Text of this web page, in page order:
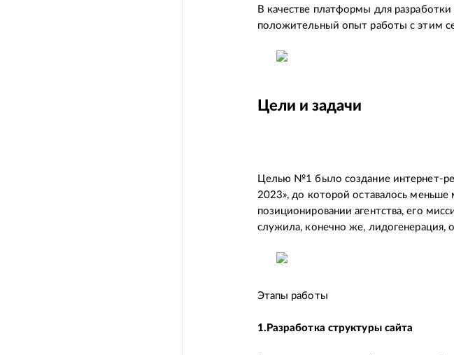
В качестве платформы для
положительный опыт работы с этим
Цели и задачи
Целью №1 было создание интернет-
2023», до которой оставалось меньше
позиционировании агентства, его
служила, конечно же, лидогенерация,
Этапы работы
1.Разработка структуры сайта